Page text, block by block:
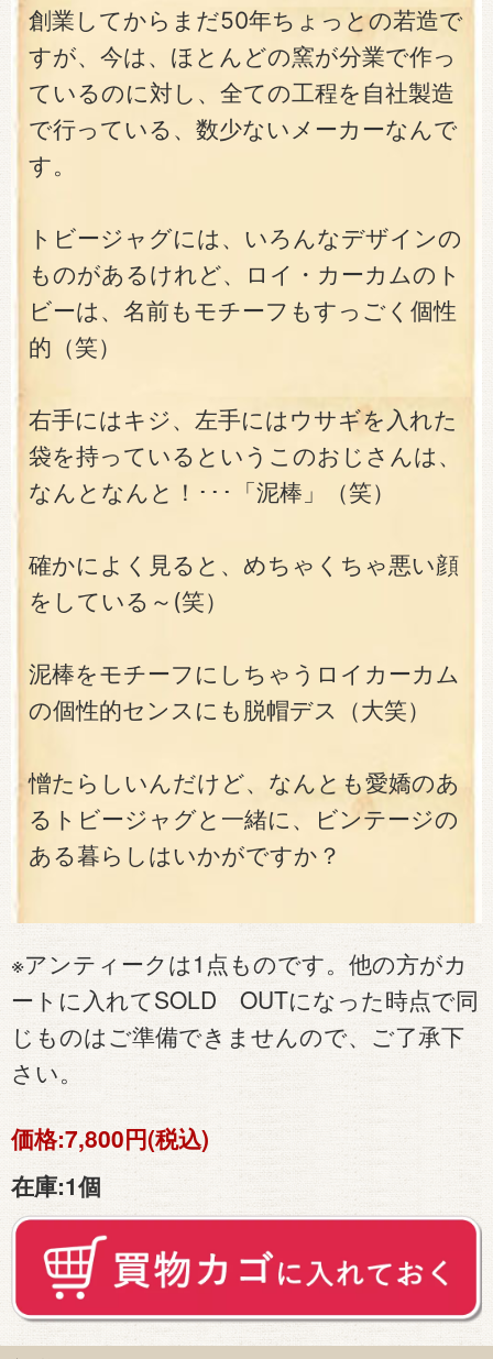
創業してからまだ50年ちょっとの若造で
すが、今は、ほとんどの窯が分業で作っ
ているのに対し、全ての工程を自社製造
で行っている、数少ないメーカーなんで
す。
トビージャグには、いろんなデザインの
ものがあるけれど、ロイ・カーカムのト
ビーは、名前もモチーフもすっごく個性
的（笑）
右手にはキジ、左手にはウサギを入れた
袋を持っているというこのおじさんは、
なんとなんと！･･･「泥棒」（笑）
確かによく見ると、めちゃくちゃ悪い顔
をしている～(笑）
泥棒をモチーフにしちゃうロイカーカム
の個性的センスにも脱帽デス（大笑）
憎たらしいんだけど、なんとも愛嬌のあ
るトビージャグと一緒に、ビンテージの
ある暮らしはいかがですか？
※アンティークは1点ものです。他の方がカ
ートに入れてSOLD OUTになった時点で同
じものはご準備できませんので、ご了承下
さい。
価格:7,800円(税込)
在庫:1個